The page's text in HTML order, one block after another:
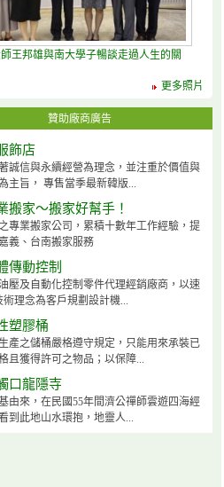
王邦雄與南大學子暢談走過人生的關
更多照片
贊助廠商廣告
飾店
誠信與永續經營為理念，並注重於價值與
主旨， 專售當季最新韓版...
搬家～搬家好幫手！
專業搬家公司，累積十數年工作經驗，提
義、台南搬家服務
傳動控制
壓及自動化控制零件代理經銷廠商，以速
術理念為客戶規劃設計機...
塑膠桶
產之儲桶嚴格遵守規定，只能用來承裝已
且獲得許可之物品；以保障...
口龍隱寺
由來，在民國55年間濟公禪師雲遊四海經
到此地山水環抱，地靈人...